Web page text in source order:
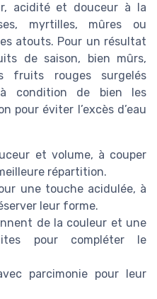
acidité et douceur à la
myrtilles, mûres ou
atouts. Pour un résultat
de saison, bien mûrs,
fruits rouges surgelés
condition de bien les
pour éviter l’excès d’eau
et volume, à couper
répartition.
une touche acidulée, à
leur forme.
de la couleur et une
pour compléter le
parcimonie pour leur